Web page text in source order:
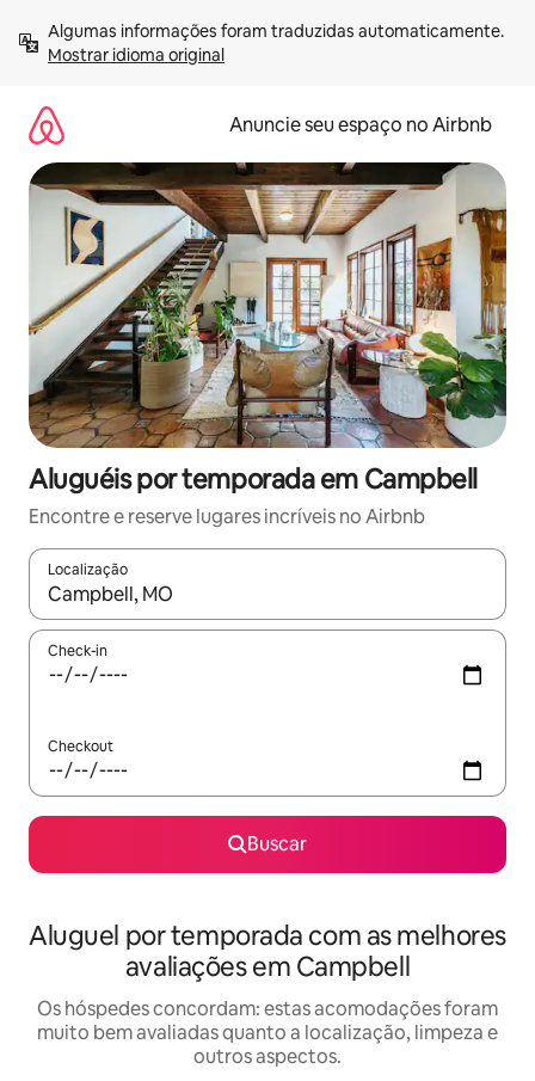
para
Mostrar idioma original
Anuncie seu espaço no Airbnb
Aluguéis por temporada em Campbell
Encontre e reserve lugares incríveis no Airbnb
Localização
Quando os resultados estiverem disponíveis, explore-os
Check-in
Checkout
Buscar
Aluguel por temporada com as melhores
avaliações em Campbell
Os hóspedes concordam: estas acomodações foram
muito bem avaliadas quanto a localização, limpeza e
outros aspectos.